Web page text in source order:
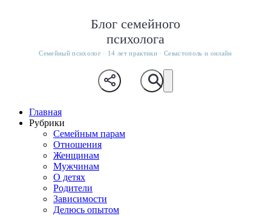
Блог семейного
психолога
Семейный психолог · 14 лет практики · Севастополь и онлайн
Главная
Рубрики
Семейным парам
Отношения
Женщинам
Мужчинам
О детях
Родители
Зависимости
Делюсь опытом